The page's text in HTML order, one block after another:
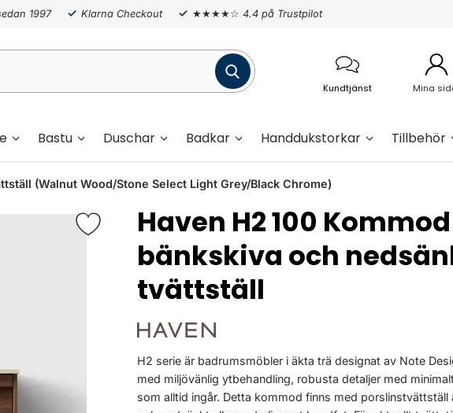
1997 Klarna Checkout ★★★★☆ 4.4 på Trustpilot
Kundtjänst Mina
Bastu Duschar Badkar Handdukstorkar Tillbehör
(Walnut Wood/Stone Select Light Grey/Black Chrome)
Haven H2 100
bänkskiva och
tvättställ
H2 serie är badrumsmöbler i äkta trä designat av Note
med miljövänlig ytbehandling, robusta detaljer med
som alltid ingår. Detta kommod finns med porslinstvättställ